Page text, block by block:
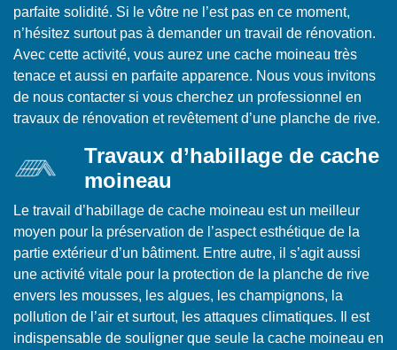
parfaite solidité. Si le vôtre ne l’est pas en ce moment,
n’hésitez surtout pas à demander un travail de rénovation.
Avec cette activité, vous aurez une cache moineau très
tenace et aussi en parfaite apparence. Nous vous invitons
de nous contacter si vous cherchez un professionnel en
travaux de rénovation et revêtement d’une planche de rive.
Travaux d’habillage de cache
moineau
Le travail d’habillage de cache moineau est un meilleur
moyen pour la préservation de l’aspect esthétique de la
partie extérieur d’un bâtiment. Entre autre, il s’agit aussi
une activité vitale pour la protection de la planche de rive
envers les mousses, les algues, les champignons, la
pollution de l’air et surtout, les attaques climatiques. Il est
indispensable de souligner que seule la cache moineau en